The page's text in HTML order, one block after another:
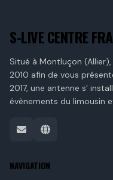
S-LIVE CENTRE
Situé à Montluçon
2010 afin de vous
2017, une antenne s'
évènements du limousin
NAVIGATION